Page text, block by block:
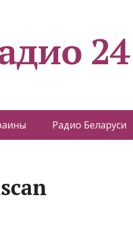
24
Радио Беларуси